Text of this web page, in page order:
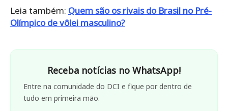
Leia também: Quem são os rivais do Brasil no Pré-
Olímpico de vôlei masculino?
Receba notícias no WhatsApp!
Entre na comunidade do DCI e fique por dentro de
tudo em primeira mão.